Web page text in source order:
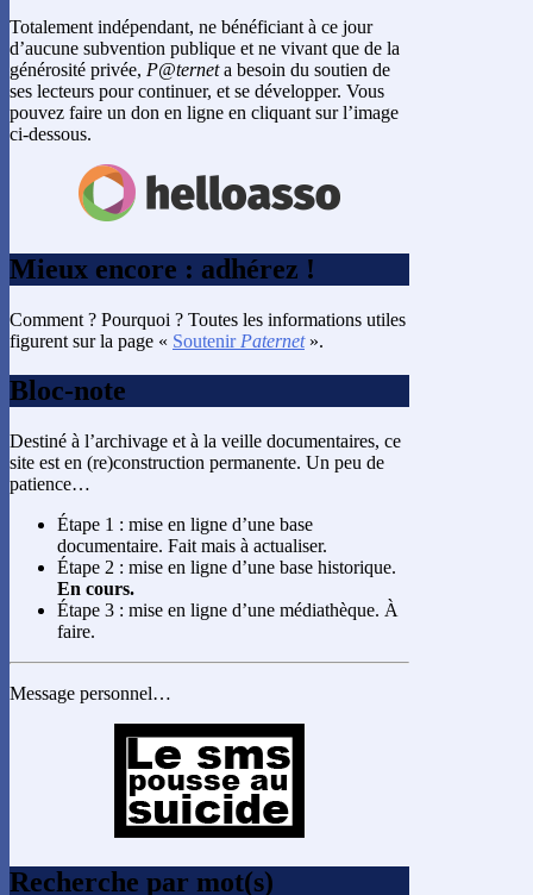
Totalement indépendant, ne bénéficiant à ce jour
d’aucune subvention publique et ne vivant que de la
générosité privée, P@terneta besoin du soutien de
ses lecteurs pour continuer, et se développer. Vous
pouvez faire un don en ligne en cliquant sur l’image
ci-dessous.
Mieux encore : adhérez !
Comment ? Pourquoi ? Toutes les informations utiles
figurent sur la page « Soutenir Paternet».
Bloc-note
Destiné à l’archivage et à la veille documentaires, ce
site est en (re)construction permanente. Un peu de
patience…
Étape 1 : mise en ligne d’une base
documentaire. Fait mais à actualiser.
Étape 2 : mise en ligne d’une base historique.
En cours.
Étape 3 : mise en ligne d’une médiathèque. À
faire.
Message personnel…
Recherche par mot(s)